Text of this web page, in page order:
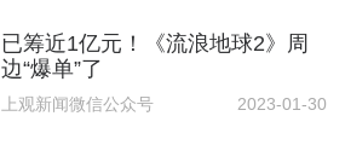
已筹近1亿元！《流浪地球2》周
边“爆单”了
上观新闻微信公众号 2023-01-30